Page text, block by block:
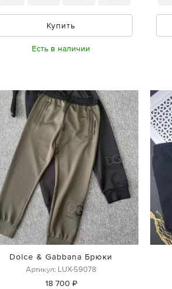
Купить
Есть в наличии
Dolce & Gabbana Брюки
Артикул: LUX-59078
18 700 ₽